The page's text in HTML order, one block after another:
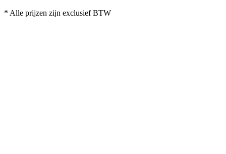
* Alle prijzen zijn exclusief BTW